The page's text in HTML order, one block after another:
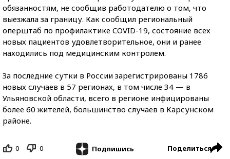
обязанностям, не сообщив работодателю о том, что
выезжала за границу. Как сообщил региональный
оперштаб по профилактике COVID-19, состояние всех
новых пациентов удовлетворительное, они и ранее
находились под медицинским контролем.
За последние сутки в России зарегистрированы 1786
новых случаев в 57 регионах, в том числе 34 — в
Ульяновской области, всего в регионе инфицированы
более 60 жителей, большинство случаев в Карсунском
районе.
0 0 Подпишись Поделиться